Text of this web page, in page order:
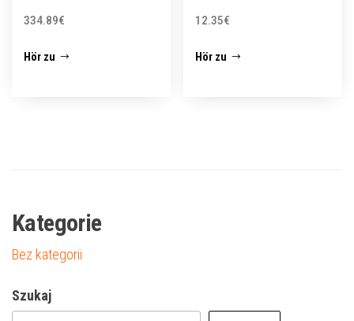
334.89€
Hör zu
12.35€
Hör zu
Kategorie
Bez kategorii
Szukaj